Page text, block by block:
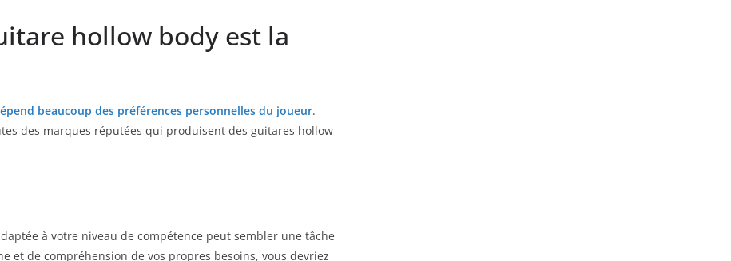
hollow body⁢ est la‌
beaucoup ⁢des‍ préférences personnelles du joueur.
des⁣ marques‌ réputées qui produisent ​des guitares hollow‍
à ⁢votre ​niveau de compétence peut sembler⁣ une tâche
et‍ de⁣ compréhension de vos ​propres besoins, vous⁣ devriez